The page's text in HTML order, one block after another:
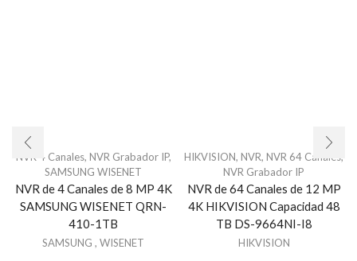
NVR 4 Canales, NVR Grabador IP,
SAMSUNG WISENET
NVR de 4 Canales de 8 MP 4K
SAMSUNG WISENET QRN-
410-1TB
SAMSUNG , WISENET
HIKVISION, NVR, NVR 64 Canales,
NVR Grabador IP
NVR de 64 Canales de 12 MP
4K HIKVISION Capacidad 48
TB DS-9664NI-I8
HIKVISION